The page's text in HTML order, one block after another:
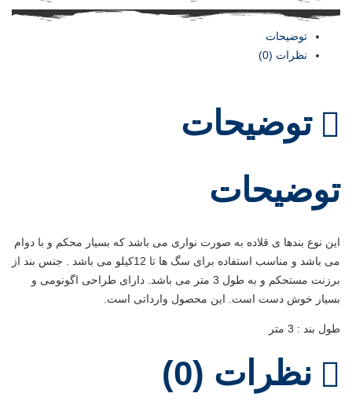
توضیحات
نظرات (0)
توضیحات
توضیحات
این نوع بندها ی قلاده به صورت نواری می باشد که بسیار محکم و با دوام
می باشد و مناسب استفاده برای سگ ها تا 12کیلو می باشد .
جنس بند از
برزنت مستحکم و به طول 3 متر می باشد. دارای
طراحی اگونومی و
بسیار خوش دست است. این محصول وارداتی است.
طول بند : 3 متر
نظرات (0)